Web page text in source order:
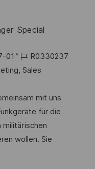
Special
01
J
o
I
d
R0330237
Sales
mit uns
für die
wollen. Sie